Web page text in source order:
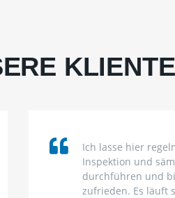
Ich lasse hier
Inspektion und
durchführen und
zufrieden. Es läuft